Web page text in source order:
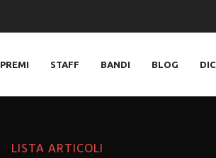
PREMI STAFF BANDI BLOG
LISTA ARTICOLI